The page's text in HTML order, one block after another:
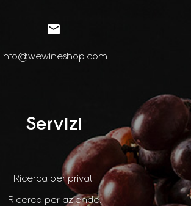


info@wewineshop.com
Servizi
Ricerca per privati.
Ricerca per aziende.